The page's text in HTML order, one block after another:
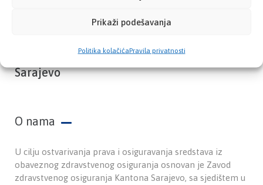
Prikaži podešavanja
Politika kolačićaPravila privatnosti
Zavod zdravstvenog osiguranja Kantona
Sarajevo
O nama
U cilju ostvarivanja prava i osiguravanja sredstava iz
obaveznog zdravstvenog osiguranja osnovan je Zavod
zdravstvenog osiguranja Kantona Sarajevo, sa sjedištem u